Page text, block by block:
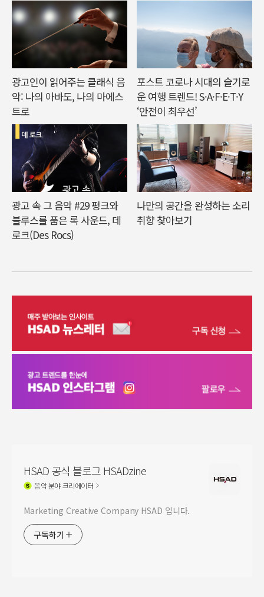
광고인이 읽어주는 클래식 음
악: 나의 아바도, 나의 마에스
트로
포스트 코로나 시대의 슬기로
운 여행 트렌드! S·A·F·E·T·Y
‘안전이 최우선’
광고 속 그 음악 #29 펑크와
블루스를 품은 록 사운드, 데
로크(Des Rocs)
나만의 공간을 완성하는 소리
취향 찾아보기
HSAD 공식 블로그 HSADzine
음악분야 크리에이터
Marketing Creative Company HSAD 입니다.
구독하기